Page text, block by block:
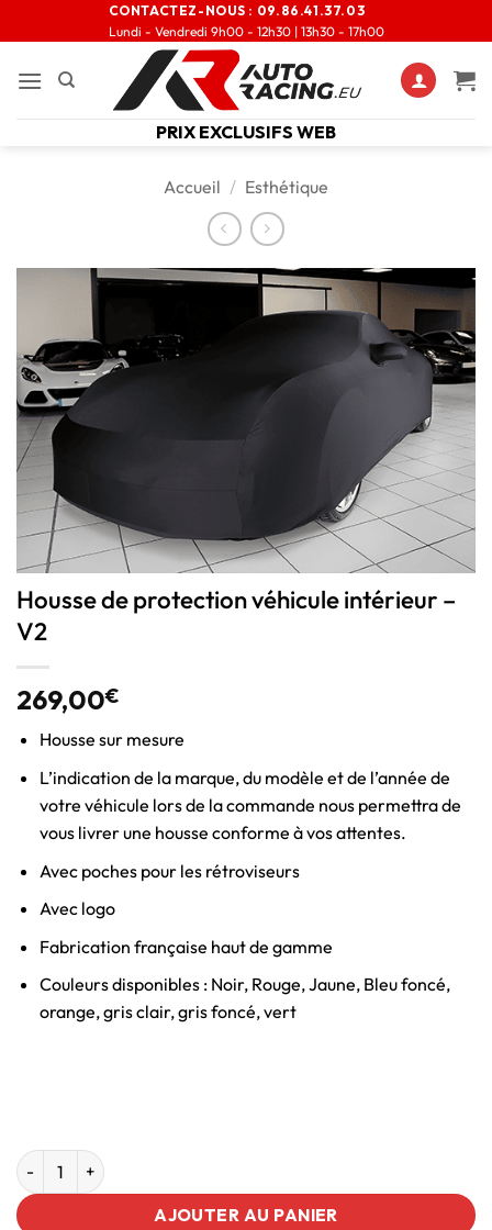
CONTACTEZ-NOUS : 09.86.41.37.03
Lundi - Vendredi 9h00 - 12h30 | 13h30 - 17h00
PRIX EXCLUSIFS WEB
Accueil / Esthétique
Housse de protection véhicule intérieur –
V2
269,00€
Housse sur mesure
L’indication de la marque, du modèle et de l’année de
votre véhicule lors de la commande nous permettra de
vous livrer une housse conforme à vos attentes.
Avec poches pour les rétroviseurs
Avec logo
Fabrication française haut de gamme
Couleurs disponibles : Noir, Rouge, Jaune, Bleu foncé,
orange, gris clair, gris foncé, vert
AJOUTER AU PANIER